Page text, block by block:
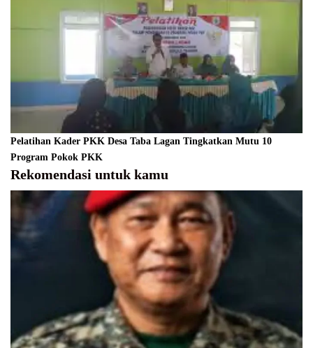
Pelatihan Kader PKK Desa Taba Lagan Tingkatkan Mutu 10
Program Pokok PKK
Rekomendasi untuk kamu